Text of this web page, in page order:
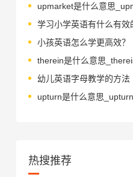
学习小学英语有什么有效
小孩英语怎么学更高效？
幼儿英语字母教学的方法
热搜推荐